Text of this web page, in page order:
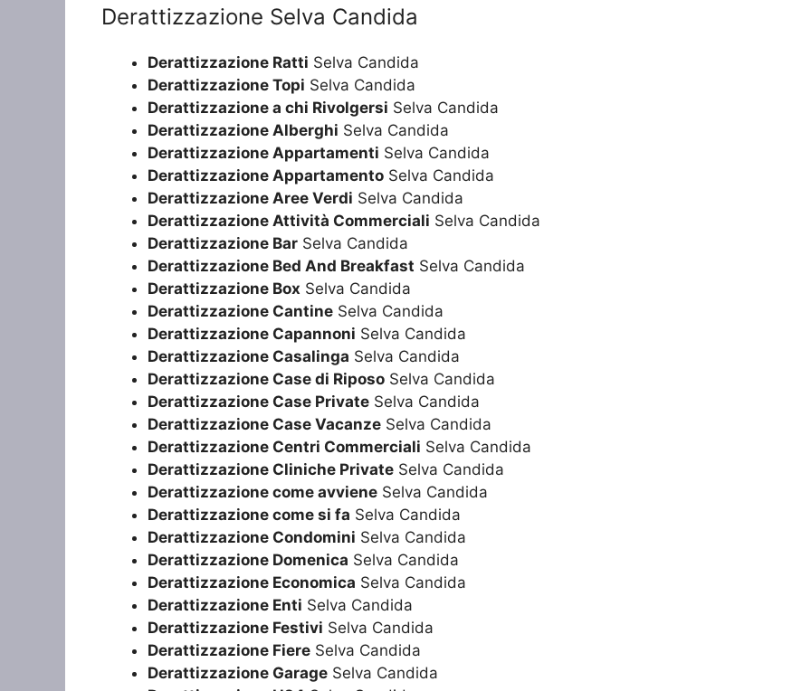
Derattizzazione Selva Candida
Derattizzazione Ratti Selva Candida
Derattizzazione Topi Selva Candida
Derattizzazione a chi Rivolgersi Selva Candida
Derattizzazione Alberghi Selva Candida
Derattizzazione Appartamenti Selva Candida
Derattizzazione Appartamento Selva Candida
Derattizzazione Aree Verdi Selva Candida
Derattizzazione Attività Commerciali Selva Candida
Derattizzazione Bar Selva Candida
Derattizzazione Bed And Breakfast Selva Candida
Derattizzazione Box Selva Candida
Derattizzazione Cantine Selva Candida
Derattizzazione Capannoni Selva Candida
Derattizzazione Casalinga Selva Candida
Derattizzazione Case di Riposo Selva Candida
Derattizzazione Case Private Selva Candida
Derattizzazione Case Vacanze Selva Candida
Derattizzazione Centri Commerciali Selva Candida
Derattizzazione Cliniche Private Selva Candida
Derattizzazione come avviene Selva Candida
Derattizzazione come si fa Selva Candida
Derattizzazione Condomini Selva Candida
Derattizzazione Domenica Selva Candida
Derattizzazione Economica Selva Candida
Derattizzazione Enti Selva Candida
Derattizzazione Festivi Selva Candida
Derattizzazione Fiere Selva Candida
Derattizzazione Garage Selva Candida